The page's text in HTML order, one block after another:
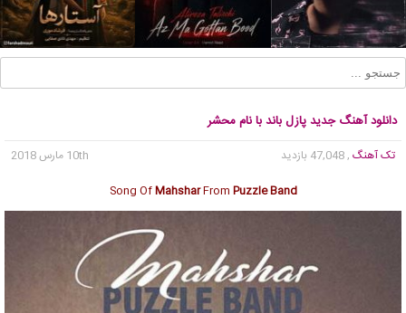
دانلود آهنگ جدید پازل باند با نام محشر
تک آهنگ , 47,048 بازدید
10th مارس 2018
Song OfMahsharFrom Puzzle Band